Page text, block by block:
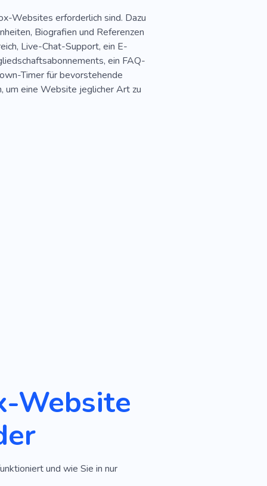
Websites erforderlich sind. Dazu
Biografien und Referenzen
Live-Chat-Support, ein E-
ein FAQ-
Timer für bevorstehende
um eine Website jeglicher Art zu
Website
und wie Sie in nur